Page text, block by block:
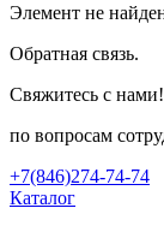
Элемент не
Обратная связь.
Свяжитесь с нами!
по вопросам
+7(846)274-74-74
Каталог